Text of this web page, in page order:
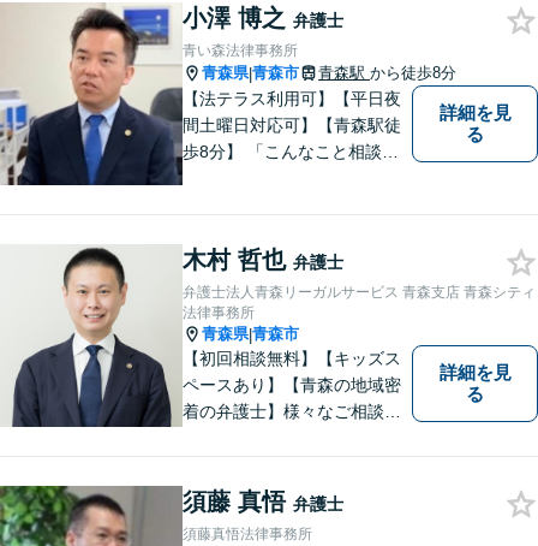
小澤 博之 弁護士
青い森法律事務所
青森県|青森市 青森駅 から徒歩8分
【法テラス利用可】【平日夜
間土曜日対応可】【青森駅徒
歩8分】 「こんなこと相談し
い。 皆様が抱えている問題に
真摯に向き合い、ともに解決
いたします。
詳細を見
る
木村 哲也 弁護士
弁護士法人青森リーガルサービス 青森支店 青森シティ
法律事務所
青森県|青森市
【初回相談無料】【キッズス
ペースあり】【青森の地域密
着の弁護士】様々なご相談・
詳細を見
る
須藤 真悟 弁護士
須藤真悟法律事務所